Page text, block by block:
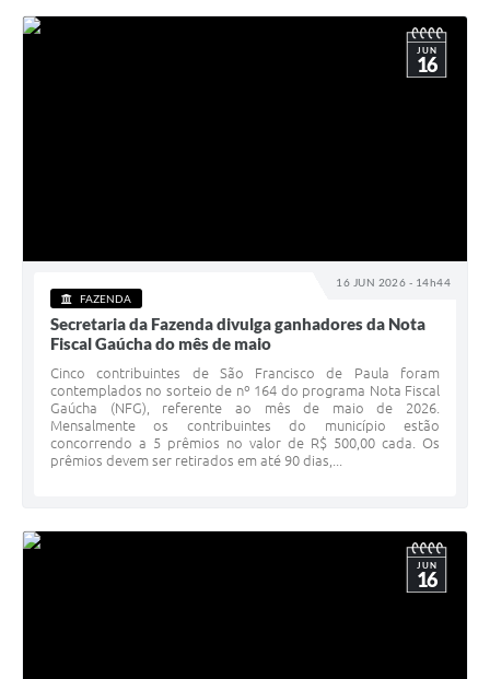
16 JUN 2026 - 14h44
JUN
16
FAZENDA
Secretaria da Fazenda divulga ganhadores da Nota
Fiscal Gaúcha do mês de maio
Cinco contribuintes de São Francisco de Paula foram
contemplados no sorteio de nº 164 do programa Nota Fiscal
Gaúcha (NFG), referente ao mês de maio de 2026.
Mensalmente os contribuintes do município estão
concorrendo a 5 prêmios no valor de R$ 500,00 cada. Os
prêmios devem ser retirados em até 90 dias,...
JUN
16